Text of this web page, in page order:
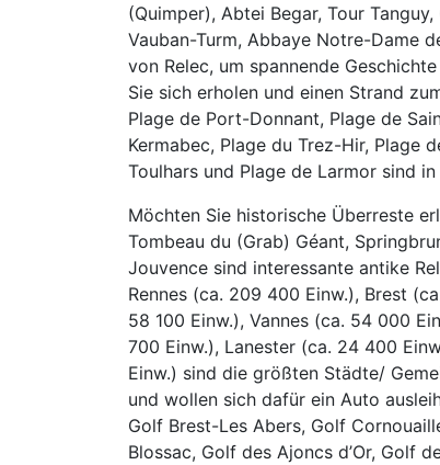
(Quimper), Abtei Begar, Tour
Vauban-Turm, Abbaye Notre-Dame
von Relec, um spannende
Sie sich erholen und einen Strand
Plage de Port-Donnant, Plage de
Kermabec, Plage du Trez-Hir, Plage
Toulhars und Plage de Larmor sind
Möchten Sie historische Überreste
Tombeau du (Grab) Géant,
Jouvence sind interessante antike
Rennes (ca. 209 400 Einw.), Brest
58 100 Einw.), Vannes (ca. 54 000
700 Einw.), Lanester (ca. 24 400
Einw.) sind die größten Städte/
und wollen sich dafür ein Auto
Golf Brest-Les Abers, Golf
Blossac, Golf des Ajoncs d’Or, Golf